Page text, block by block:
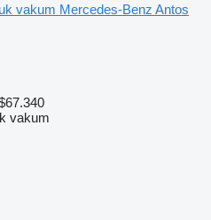
vakum Mercedes-Benz Antos
vakum